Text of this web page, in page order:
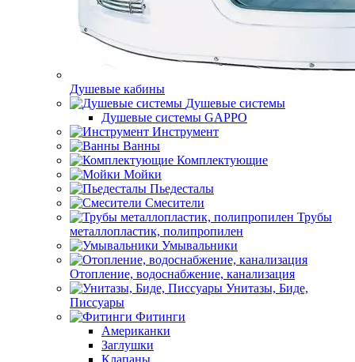
Душевые кабины
Душевые системы
Душевые системы GAPPO
Инструмент
Ванны
Комплектующие
Мойки
Пьедесталы
Смесители
Трубы
металлопластик, полипропилен
Умывальники
Отопление, водоснабжение, канализация
Унитазы, Биде,
Писсуары
Фитинги
Американки
Заглушки
Клапаны